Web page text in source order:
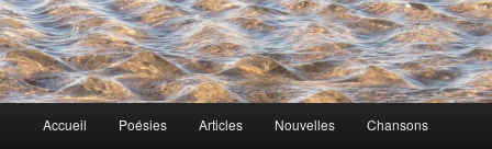
principal
Accueil Poésies Articles Nouvelles Chansons